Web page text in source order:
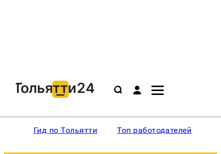
Гид по Тольятти Топ работодателей